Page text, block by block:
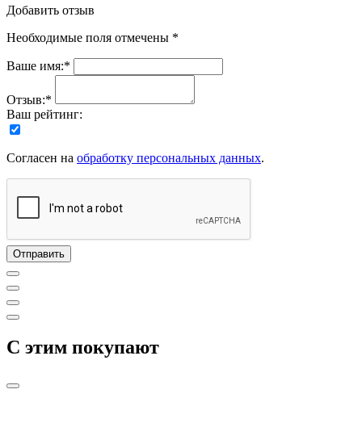
Добавить отзыв
Необходимые поля отмечены *
Ваше имя:*
Отзыв:*
Ваш рейтинг:
Согласен на обработку персональных данных.
C этим покупают